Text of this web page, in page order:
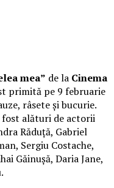
mea” de la Cinema
primită pe 9 februarie
râsete și bucurie.
fost alături de actorii
Răduță, Gabriel
Sergiu Costache,
Găinușă, Daria Jane,